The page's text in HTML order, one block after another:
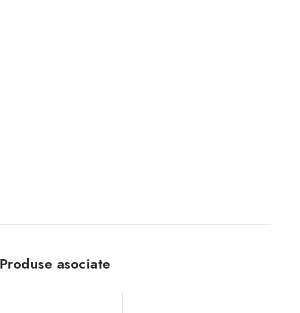
Produse asociate